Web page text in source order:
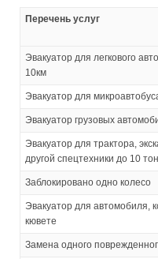
Перечень услуг
Эвакуатор для легкового
10км
Эвакуатор для
Эвакуатор грузовых
Эвакуатор для трактора,
другой спецтехники до 10
Заблокировано одно колесо
Эвакуатор для автомобиля,
кювете
Замена одного